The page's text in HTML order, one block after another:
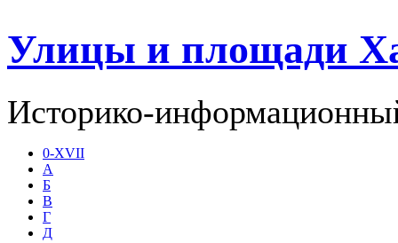
Улицы и площади
Историко-
0-XVII
А
Б
В
Г
Д